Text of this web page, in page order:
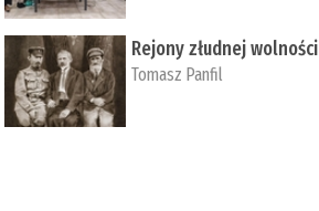
Rejony złudnej wolności
Tomasz Panfil